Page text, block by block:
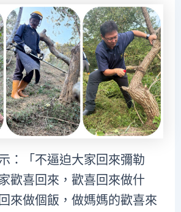
：「不逼迫大家回來彌勒
歡喜回來，歡喜回來做什
來做個飯，做媽媽的歡喜來